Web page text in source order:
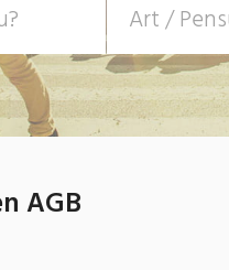
Praktikum
Handwerk, Elektro
AGB